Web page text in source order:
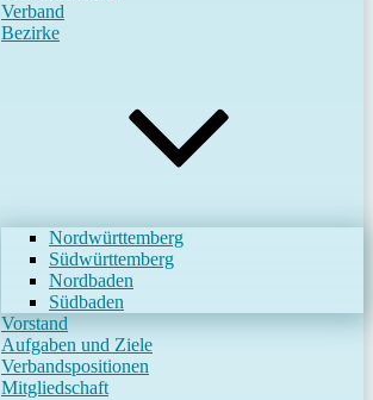
Verband
Bezirke
Nordwürttemberg
Südwürttemberg
Nordbaden
Südbaden
Vorstand
Aufgaben und Ziele
Verbandspositionen
Mitgliedschaft